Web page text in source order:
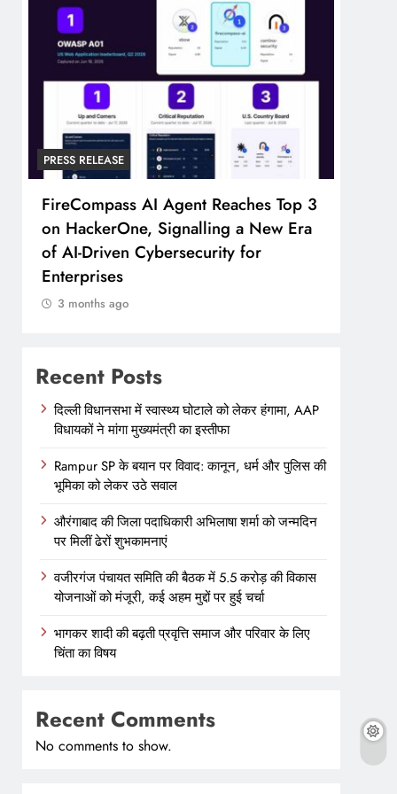
PRESS RELEASE
FireCompass AI Agent Reaches Top 3
on HackerOne, Signalling a New Era
of AI-Driven Cybersecurity for
Enterprises
3 months ago
Recent Posts
दिल्ली विधानसभा में स्वास्थ्य घोटाले को लेकर हंगामा, AAP
विधायकों ने मांगा मुख्यमंत्री का इस्तीफा
Rampur SP के बयान पर विवाद: कानून, धर्म और पुलिस की
भूमिका को लेकर उठे सवाल
औरंगाबाद की जिला पदाधिकारी अभिलाषा शर्मा को जन्मदिन
पर मिलीं ढेरों शुभकामनाएं
वजीरगंज पंचायत समिति की बैठक में 5.5 करोड़ की विकास
योजनाओं को मंजूरी, कई अहम मुद्दों पर हुई चर्चा
भागकर शादी की बढ़ती प्रवृत्ति समाज और परिवार के लिए
चिंता का विषय
Recent Comments
No comments to show.